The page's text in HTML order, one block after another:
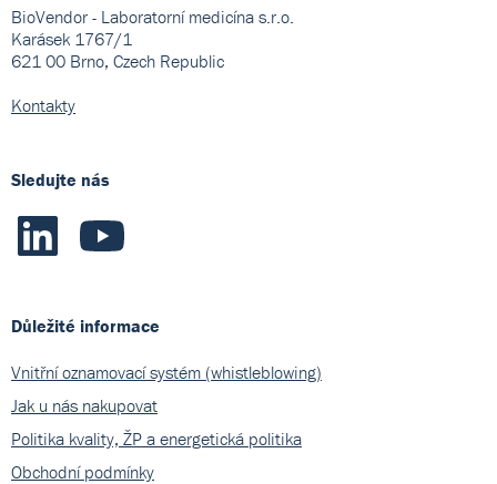
BioVendor - Laboratorní medicína s.r.o.
Karásek 1767/1
621 00 Brno, Czech Republic
Kontakty
Sledujte nás
Důležité informace
Vnitřní oznamovací systém (whistleblowing)
Jak u nás nakupovat
Politika kvality, ŽP a energetická politika
Obchodní podmínky